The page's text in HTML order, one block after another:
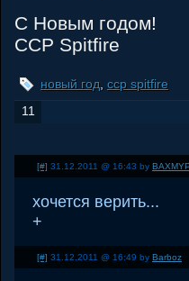
С Новым годом!
CCP Spitfire
новый год ccp spitfire
11
[#] 31.12.2011 @ 16:43 by
хочется верить...
+
[#] 31.12.2011 @ 16:49 by Barboz